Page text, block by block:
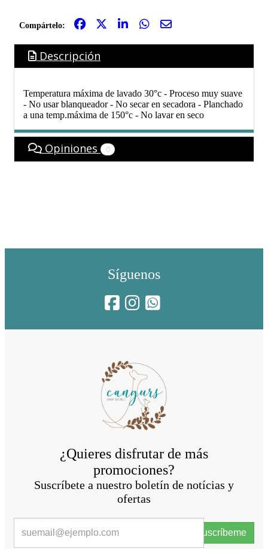
Compártelo:
Descripción
Temperatura máxima de lavado 30°c - Proceso muy suave
- No usar blanqueador - No secar en secadora - Planchado
a una temp.máxima de 150°c - No lavar en seco
Opiniones 0
Síguenos
¿Quieres disfrutar de más
promociones?
Suscríbete a nuestro boletín de notícias y
ofertas
Suscríbeme